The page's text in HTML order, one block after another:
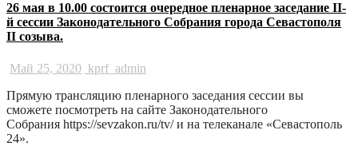
26 мая в 10.00 состоится очередное пленарное заседание II-
й сессии Законодательного Собрания города Севастополя
II созыва.
Май 25, 2020 kprf_admin
Прямую трансляцию пленарного заседания сессии вы
сможете посмотреть на сайте Законодательного
Собрания https://sevzakon.ru/tv/ и на телеканале «Севастополь
24».